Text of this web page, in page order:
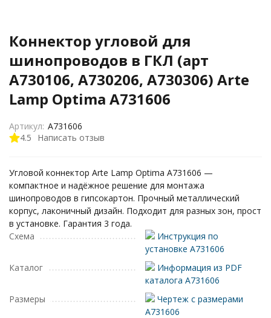
Коннектор угловой для
шинопроводов в ГКЛ (арт
A730106, A730206, A730306) Arte
Lamp Optima A731606
4.5 Написать отзыв
Артикул: A731606
Угловой коннектор Arte Lamp Optima A731606 —
компактное и надёжное решение для монтажа
шинопроводов в гипсокартон. Прочный металлический
корпус, лаконичный дизайн. Подходит для разных зон, прост
в установке. Гарантия 3 года.
Схема
Инструкция по
установке A731606
Каталог
Информация из PDF
каталога A731606
Размеры
Чертеж с размерами
A731606